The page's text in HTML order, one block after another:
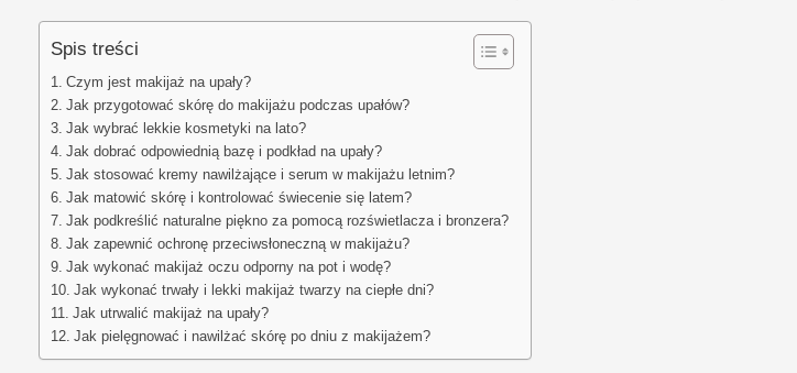
Spis treści
Czym jest makijaż na upały?
Jak przygotować skórę do makijażu podczas upałów?
Jak wybrać lekkie kosmetyki na lato?
Jak dobrać odpowiednią bazę i podkład na upały?
Jak stosować kremy nawilżające i serum w makijażu letnim?
Jak matowić skórę i kontrolować świecenie się latem?
Jak podkreślić naturalne piękno za pomocą rozświetlacza i bronzera?
Jak zapewnić ochronę przeciwsłoneczną w makijażu?
Jak wykonać makijaż oczu odporny na pot i wodę?
Jak wykonać trwały i lekki makijaż twarzy na ciepłe dni?
Jak utrwalić makijaż na upały?
Jak pielęgnować i nawilżać skórę po dniu z makijażem?